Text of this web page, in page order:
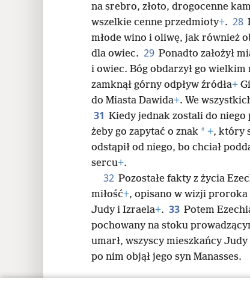
na srebro, złoto, drogocenne
wszelkie cenne przedmioty+. 28
młode wino i oliwę, jak również
dla owiec. 29 Ponadto założył
i owiec. Bóg obdarzył go wielkim
zamknął górny odpływ źródła+
do Miasta Dawida+. We
31 Kiedy jednak zostali do
żeby go zapytać o znak * +, który
odstąpił od niego, bo chciał
sercu+.
32 Pozostałe fakty z życia
miłość+, opisano w wizji proroka
Judy i Izraela+. 33 Potem
pochowany na stoku
umarł, wszyscy mieszkańcy
po nim objął jego syn Manasses.